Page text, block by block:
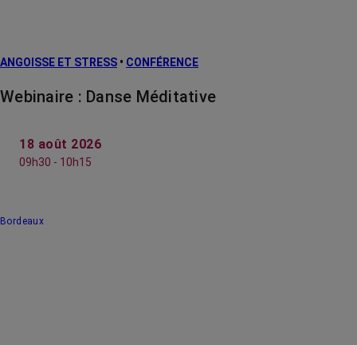
ANGOISSE ET STRESS • CONFÉRENCE
Webinaire : Danse Méditative
18 août 2026
09h30 - 10h15
Bordeaux